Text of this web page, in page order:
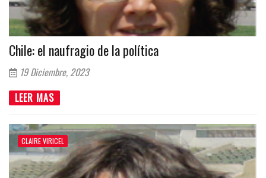
Chile: el naufragio de la política
19 Diciembre, 2023
LEER MAS
CLAIRE VIRICEL